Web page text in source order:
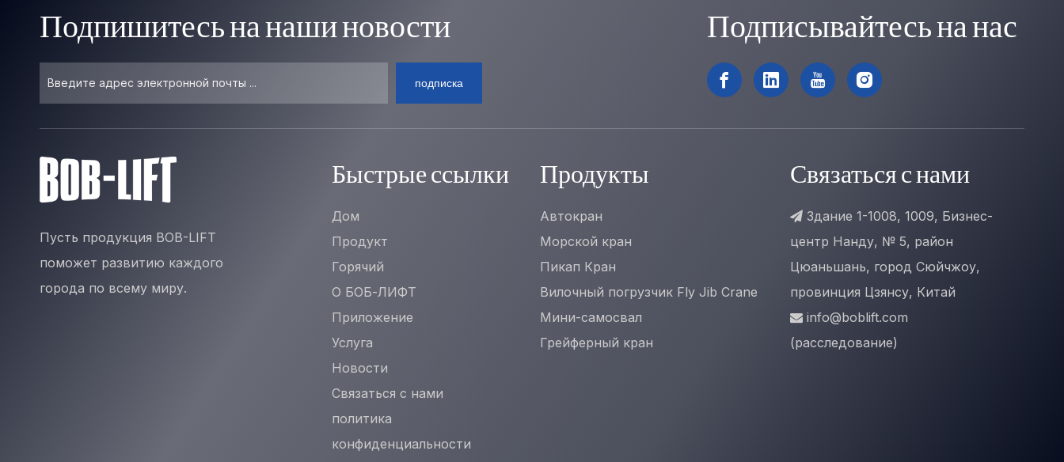
Подпишитесь на наши новости
подписка
Подписывайтесь на нас
Пусть продукция BOB-LIFT
поможет развитию каждого
города по всему миру.
Быстрые ссылки
Дом
Продукт
Горячий
О БОБ-ЛИФТ
Приложение
Услуга
Новости
Связаться с нами
политика
конфиденциальности
Продукты
Автокран
Морской кран
Пикап Кран
Вилочный погрузчик Fly Jib Crane
Мини-самосвал
Грейферный кран
Связаться с нами
 Здание 1-1008, 1009, Бизнес-
центр Нанду, № 5, район
Цюаньшань, город Сюйчжоу,
провинция Цзянсу, Китай
 info@boblift.com
(расследование)